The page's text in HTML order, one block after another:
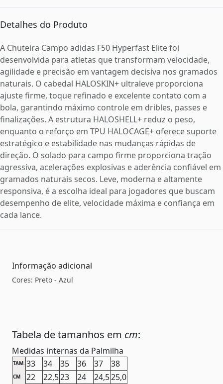
Detalhes do Produto
A Chuteira Campo adidas F50 Hyperfast Elite foi
desenvolvida para atletas que transformam velocidade,
agilidade e precisão em vantagem decisiva nos gramados
naturais. O cabedal HALOSKIN+ ultraleve proporciona
ajuste firme, toque refinado e excelente contato com a
bola, garantindo máximo controle em dribles, passes e
finalizações. A estrutura HALOSHELL+ reduz o peso,
enquanto o reforço em TPU HALOCAGE+ oferece suporte
estratégico e estabilidade nas mudanças rápidas de
direção. O solado para campo firme proporciona tração
agressiva, acelerações explosivas e aderência confiável em
gramados naturais secos. Leve, moderna e altamente
responsiva, é a escolha ideal para jogadores que buscam
desempenho de elite, velocidade máxima e confiança em
cada lance.
Informação adicional
Cores: Preto - Azul
Tabela de tamanhos em cm:
Medidas internas da Palmilha
TAM. 33 34 35 36 37 38
CM 22 22,523 24 24,525,0